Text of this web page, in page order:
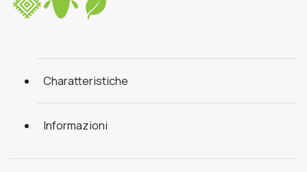
Charatteristiche
Informazioni